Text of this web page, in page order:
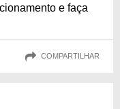
e faça
COMPARTILHAR